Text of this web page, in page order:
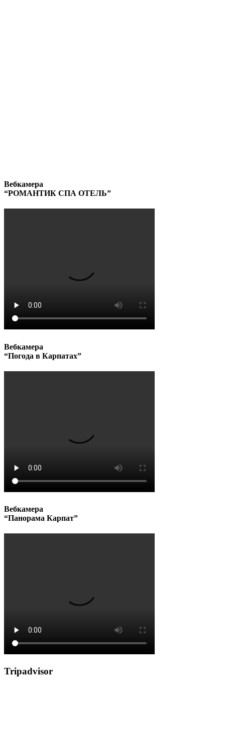
Вебкамера
“РОМАНТИК СПА ОТЕЛЬ”
Вебкамера
“Погода в Карпатах”
Вебкамера
“Панорама Карпат”
Tripadvisor